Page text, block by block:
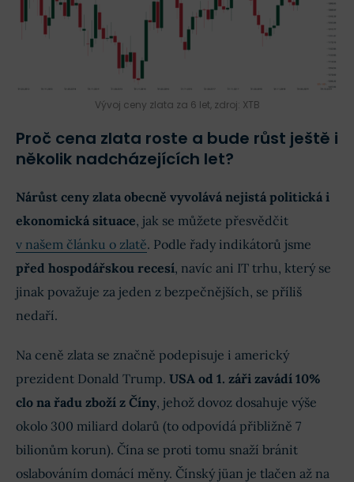
Vývoj ceny zlata za 6 let, zdroj: XTB
Proč cena zlata roste a bude růst ještě i
několik nadcházejících let?
Nárůst ceny zlata obecně vyvolává nejistá politická i
ekonomická situace, jak se můžete přesvědčit
v našem článku o zlatě. Podle řady indikátorů jsme
před hospodářskou recesí, navíc ani IT trhu, který se
jinak považuje za jeden z bezpečnějších, se příliš
nedaří.
Na ceně zlata se značně podepisuje i americký
prezident Donald Trump. USA od 1. záři zavádí 10%
clo na řadu zboží z Číny, jehož dovoz dosahuje výše
okolo 300 miliard dolarů (to odpovídá přibližně 7
bilionům korun). Čína se proti tomu snaží bránit
oslabováním domácí měny. Čínský jüan je tlačen až na